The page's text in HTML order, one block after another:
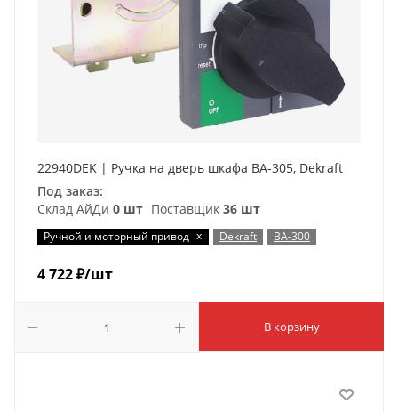
22940DEK | Ручка на дверь шкафа ВА-305, Dekraft
Под заказ:
Склад АйДи 0 шт Поставщик 36 шт
Ручной и моторный привод x Dekraft ВА-300
4 722₽/шт
В корзину